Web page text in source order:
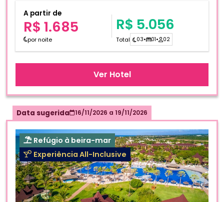
A partir de
R$ 1.685
por noite
R$ 5.056
Total 03• 01• 02
Ver Hotel
Data sugerida 16/11/2026 a 19/11/2026
Refúgio à beira-mar
Experiência All-Inclusive